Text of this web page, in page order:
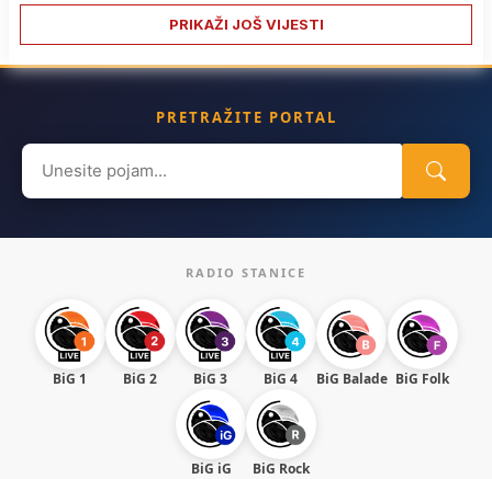
PRIKAŽI JOŠ VIJESTI
PRETRAŽITE PORTAL
Search
for:
RADIO STANICE
BiG 1 BiG 2 BiG 3 BiG 4 BiG Balade BiG Folk
BiG iG BiG Rock